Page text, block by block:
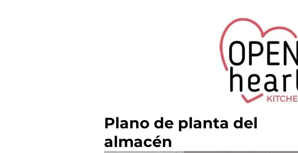
Plano de planta del
almacén